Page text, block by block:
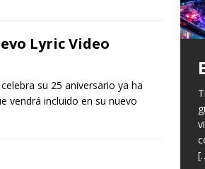
Lyric Video
su 25 aniversario ya ha
vendrá incluido en su nuevo